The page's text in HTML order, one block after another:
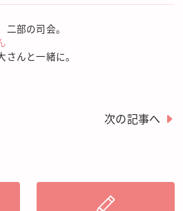
二部の司会。
んと一緒に。
次の記事へ